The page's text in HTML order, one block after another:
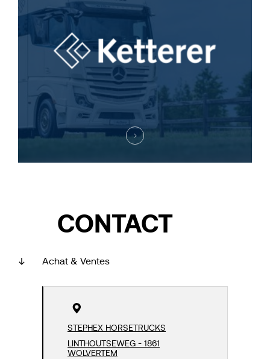
CONTACT
Achat & Ventes
STEPHEX HORSETRUCKS
LINTHOUTSEWEG - 1861
WOLVERTEM